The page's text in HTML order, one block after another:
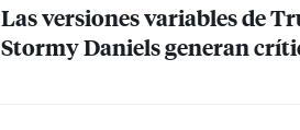
Las versiones variables de
Stormy Daniels generan